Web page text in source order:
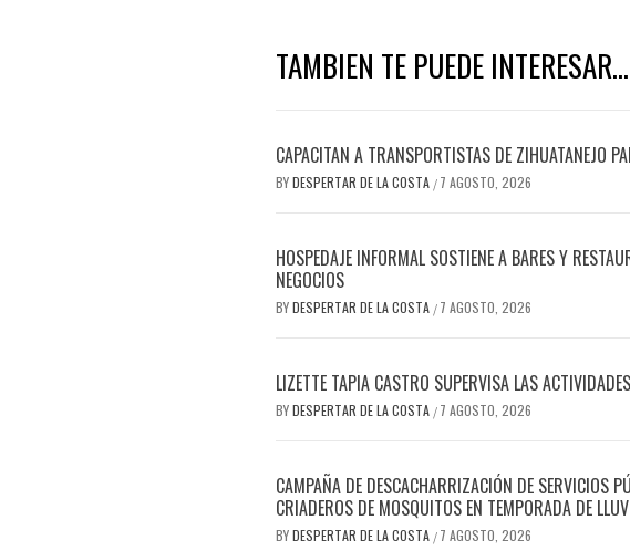
TAMBIEN TE PUEDE INTERESAR...
CAPACITAN A TRANSPORTISTAS DE ZIHUATANEJO
BYDESPERTAR DE LA COSTA / 7 AGOSTO, 2026
HOSPEDAJE INFORMAL SOSTIENE A BARES Y
NEGOCIOS
BYDESPERTAR DE LA COSTA / 7 AGOSTO, 2026
LIZETTE TAPIA CASTRO SUPERVISA LAS
BYDESPERTAR DE LA COSTA / 7 AGOSTO, 2026
CAMPAÑA DE DESCACHARRIZACIÓN DE SERVICIOS
CRIADEROS DE MOSQUITOS EN TEMPORADA DE
BYDESPERTAR DE LA COSTA / 7 AGOSTO, 2026